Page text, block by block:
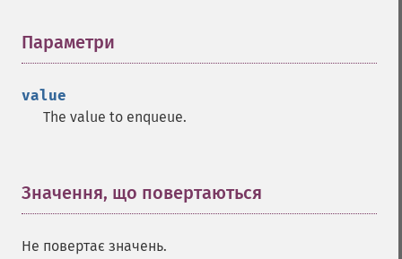
Параметри
value
The value to enqueue.
Значення, що повертаються
Не повертає значень.